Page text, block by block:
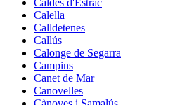
Calella
Calldetenes
Callús
Calonge de Segarra
Campins
Canet de Mar
Canovelles